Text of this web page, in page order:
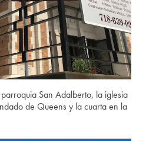
San Adalberto, la iglesia
de Queens y la cuarta en la